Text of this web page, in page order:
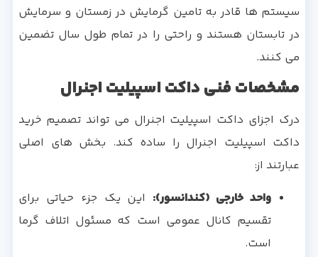
سیستم ها قادر به تامین گرمایش در زمستان و سرمایش
در تابستان هستند و راحتی را در تمام طول سال تضمین
می کنند.
مشخصات فنی داکت اسپیلیت اجنرال
درک اجزای داکت اسپیلیت اجنرال می تواند تصمیم خرید
داکت اسپیلیت اجنرال را ساده کند. بخش های اصلی
عبارتند از:
واحد خارجی (کندانسور): این یک جزء حیاتی برای
تقسیم کانال عمومی است که مسئول اتلاف گرما
است.